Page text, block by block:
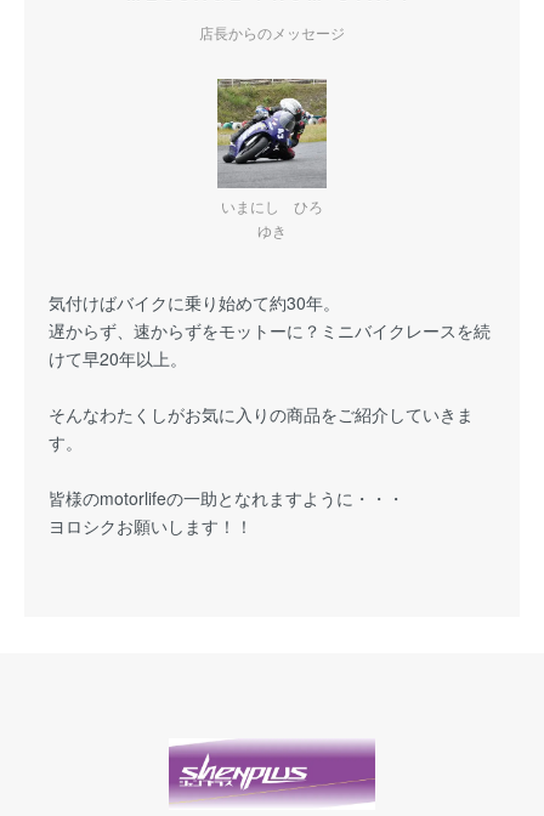
店長からのメッセージ
いまにし ひろ
ゆき
気付けばバイクに乗り始めて約30年。
遅からず、速からずをモットーに？ミニバイクレースを続
けて早20年以上。
そんなわたくしがお気に入りの商品をご紹介していきま
す。
皆様のmotorlifeの一助となれますように・・・
ヨロシクお願いします！！